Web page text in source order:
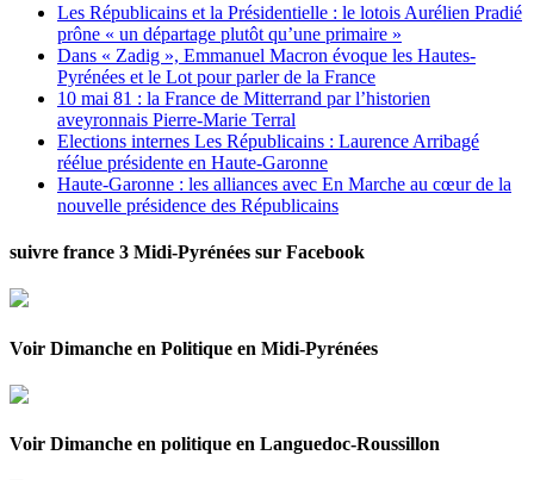
Les Républicains et la Présidentielle : le lotois Aurélien Pradié
prône « un départage plutôt qu’une primaire »
Dans « Zadig », Emmanuel Macron évoque les Hautes-
Pyrénées et le Lot pour parler de la France
10 mai 81 : la France de Mitterrand par l’historien
aveyronnais Pierre-Marie Terral
Elections internes Les Républicains : Laurence Arribagé
réélue présidente en Haute-Garonne
Haute-Garonne : les alliances avec En Marche au cœur de la
nouvelle présidence des Républicains
suivre france 3 Midi-Pyrénées sur Facebook
Voir Dimanche en Politique en Midi-Pyrénées
Voir Dimanche en politique en Languedoc-Roussillon